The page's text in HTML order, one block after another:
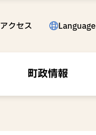
アクセス Language
町政情報